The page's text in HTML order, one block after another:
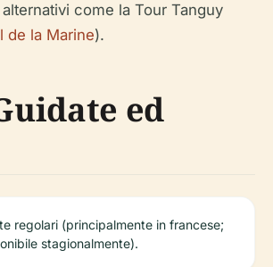
come la Tour Tanguy
de la Marine).
ed
regolari (principalmente in francese;
stagionalmente).